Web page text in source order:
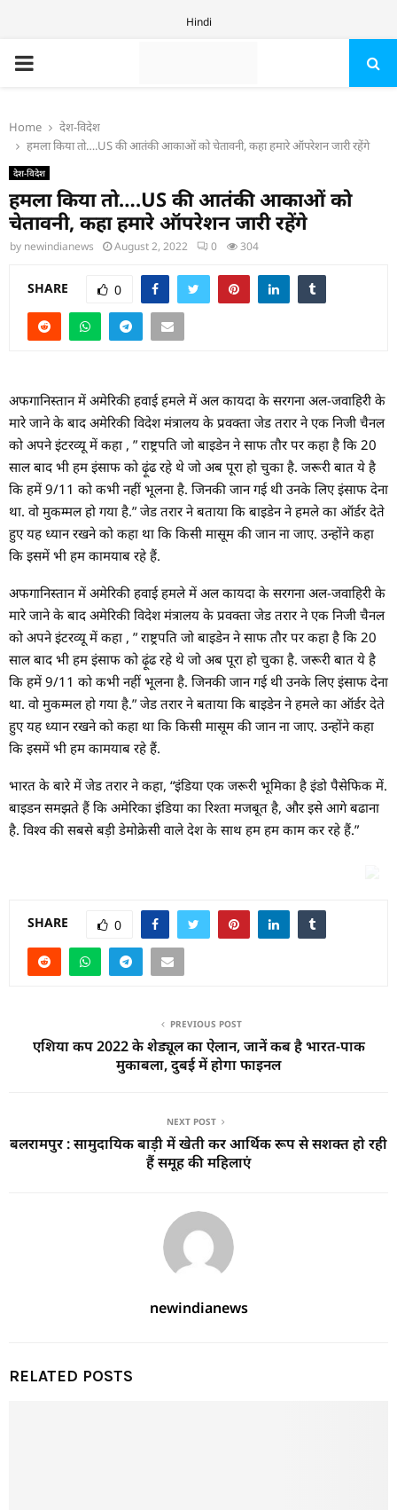
Hindi
PRIMARY
Home
देश-विदेश
हमला किया तो….US की आतंकी आकाओं को चेतावनी, कहा हमारे ऑपरेशन जारी रहेंगे
देश-विदेश
हमला किया तो….US की आतंकी आकाओं को
चेतावनी, कहा हमारे ऑपरेशन जारी रहेंगे
by newindianews August 2, 2022 0 304
SHARE 0
अफगानिस्तान में अमेरिकी हवाई हमले में अल कायदा के सरगना अल-जवाहिरी के
मारे जाने के बाद अमेरिकी विदेश मंत्रालय के प्रवक्ता जेड तरार ने एक निजी चैनल
को अपने इंटरव्यू में कहा , ” राष्ट्रपति जो बाइडेन ने साफ तौर पर कहा है कि 20
साल बाद भी हम इंसाफ को ढ़ूंढ रहे थे जो अब पूरा हो चुका है. जरूरी बात ये है
कि हमें 9/11 को कभी नहीं भूलना है. जिनकी जान गई थी उनके लिए इंसाफ देना
था. वो मुकम्मल हो गया है.” जेड तरार ने बताया कि बाइडेन ने हमले का ऑर्डर देते
हुए यह ध्यान रखने को कहा था कि किसी मासूम की जान ना जाए. उन्होंने कहा
कि इसमें भी हम कामयाब रहे हैं.
अफगानिस्तान में अमेरिकी हवाई हमले में अल कायदा के सरगना अल-जवाहिरी के
मारे जाने के बाद अमेरिकी विदेश मंत्रालय के प्रवक्ता जेड तरार ने एक निजी चैनल
को अपने इंटरव्यू में कहा , ” राष्ट्रपति जो बाइडेन ने साफ तौर पर कहा है कि 20
साल बाद भी हम इंसाफ को ढ़ूंढ रहे थे जो अब पूरा हो चुका है. जरूरी बात ये है
कि हमें 9/11 को कभी नहीं भूलना है. जिनकी जान गई थी उनके लिए इंसाफ देना
था. वो मुकम्मल हो गया है.” जेड तरार ने बताया कि बाइडेन ने हमले का ऑर्डर देते
हुए यह ध्यान रखने को कहा था कि किसी मासूम की जान ना जाए. उन्होंने कहा
कि इसमें भी हम कामयाब रहे हैं.
भारत के बारे में जेड तरार ने कहा, “इंडिया एक जरूरी भूमिका है इंडो पैसेफिक में.
बाइडन समझते हैं कि अमेरिका इंडिया का रिश्ता मजबूत है, और इसे आगे बढाना
है. विश्व की सबसे बड़ी डेमोक्रेसी वाले देश के साथ हम हम काम कर रहे हैं.”
SHARE 0
PREVIOUS POST
एशिया कप 2022 के शेड्यूल का ऐलान, जानें कब है भारत-पाक
मुकाबला, दुबई में होगा फाइनल
NEXT POST
बलरामपुर : सामुदायिक बाड़ी में खेती कर आर्थिक रूप से सशक्त हो रही
हैं समूह की महिलाएं
newindianews
RELATED POSTS